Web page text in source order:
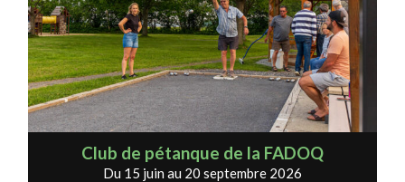
Club de pétanque de la FADOQ
Du 15 juin au 20 septembre 2026